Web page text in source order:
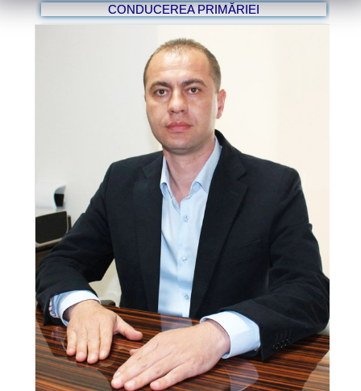
CONDUCEREA PRIMĂRIEI